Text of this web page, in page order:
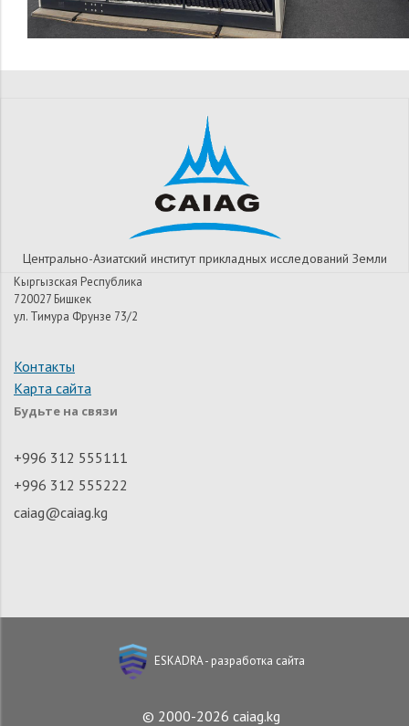
Центрально-Азиатский институт прикладных исследований Земли
Кыргызская Республика
720027 Бишкек
ул. Тимура Фрунзе 73/2
Контакты
Карта сайта
Будьте на связи
+996 312 555111
+996 312 555222
caiag@caiag.kg
ESKADRA - разработка сайта
© 2000-2026 caiag.kg